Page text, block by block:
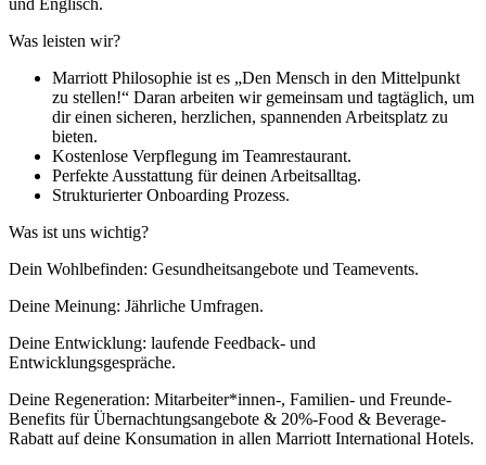
und Englisch.
Was leisten wir?
Marriott Philosophie ist es „Den Mensch in den Mittelpunkt
zu stellen!“ Daran arbeiten wir gemeinsam und tagtäglich, um
dir einen sicheren, herzlichen, spannenden Arbeitsplatz zu
bieten.
Kostenlose Verpflegung im Teamrestaurant.
Perfekte Ausstattung für deinen Arbeitsalltag.
Strukturierter Onboarding Prozess.
Was ist uns wichtig?
Dein Wohlbefinden: Gesundheitsangebote und Teamevents.
Deine Meinung: Jährliche Umfragen.
Deine Entwicklung: laufende Feedback- und
Entwicklungsgespräche.
Deine Regeneration: Mitarbeiter*innen-, Familien- und Freunde-
Benefits für Übernachtungsangebote & 20%-Food & Beverage-
Rabatt auf deine Konsumation in allen Marriott International Hotels.